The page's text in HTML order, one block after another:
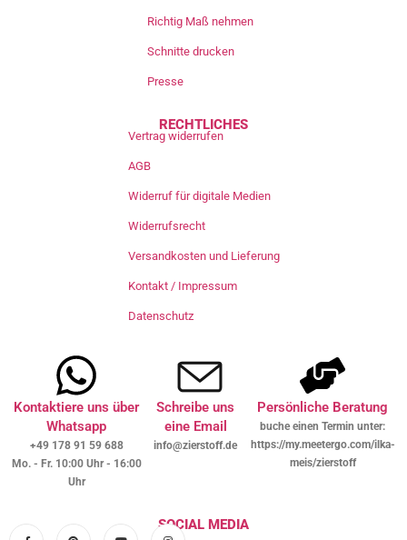
Richtig Maß nehmen
Schnitte drucken
Presse
RECHTLICHES
Vertrag widerrufen
AGB
Widerruf für digitale Medien
Widerrufsrecht
Versandkosten und Lieferung
Kontakt / Impressum
Datenschutz
Kontaktiere uns über
Whatsapp
+49 178 91 59 688
Mo. - Fr. 10:00 Uhr - 16:00
Uhr
Schreibe uns
eine Email
info@zierstoff.de
Persönliche Beratung
buche einen Termin unter:
https://my.meetergo.com/ilka-
meis/zierstoff
SOCIAL MEDIA